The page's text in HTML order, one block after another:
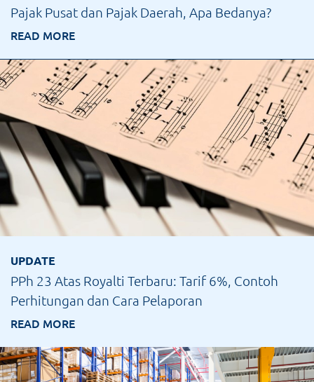
Pajak Pusat dan Pajak Daerah, Apa Bedanya?
READ MORE
UPDATE
PPh 23 Atas Royalti Terbaru: Tarif 6%, Contoh
Perhitungan dan Cara Pelaporan
READ MORE